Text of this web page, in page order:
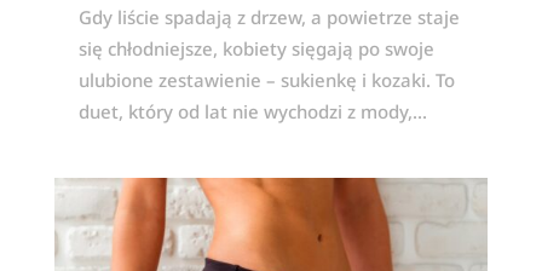
Gdy liście spadają z drzew, a powietrze staje
się chłodniejsze, kobiety sięgają po swoje
ulubione zestawienie – sukienkę i kozaki. To
duet, który od lat nie wychodzi z mody,...